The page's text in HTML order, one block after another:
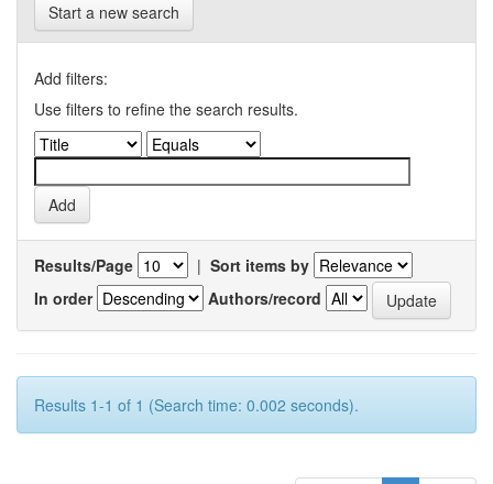
Start a new search
Add filters:
Use filters to refine the search results.
Results/Page | Sort items by
In order
Authors/record
Results 1-1 of 1 (Search time: 0.002 seconds).